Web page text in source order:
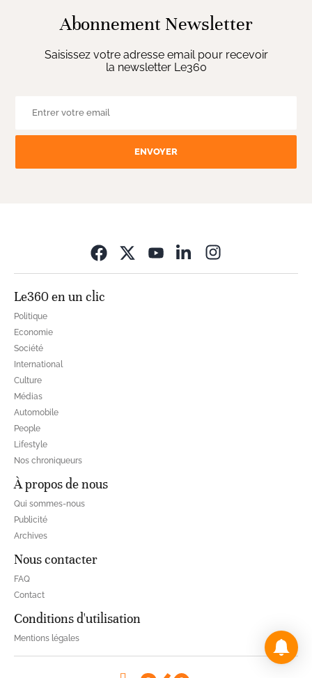
Abonnement Newsletter
Saisissez votre adresse email pour recevoir
la newsletter Le360
ENVOYER
Le360 en un clic
Politique
Economie
Société
International
Culture
Médias
Automobile
People
Lifestyle
Nos chroniqueurs
À propos de nous
Qui sommes-nous
Publicité
Archives
Nous contacter
FAQ
Contact
Conditions d'utilisation
Mentions légales